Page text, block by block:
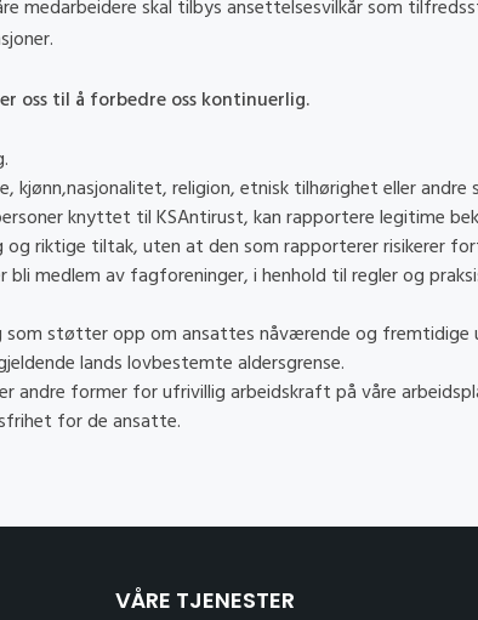
medarbeidere skal tilbys ansettelsesvilkår som
oss til å forbedre oss kontinuerlig.
kjønn,nasjonalitet, religion, etnisk tilhørighet eller andre
knyttet til KSAntirust, kan rapportere legitime
riktige tiltak, uten at den som rapporterer risikerer
medlem av fagforeninger, i henhold til regler og
støtter opp om ansattes nåværende og fremtidige
lands lovbestemte aldersgrense.
andre former for ufrivillig arbeidskraft på våre
for de ansatte.
VÅRE TJENESTER